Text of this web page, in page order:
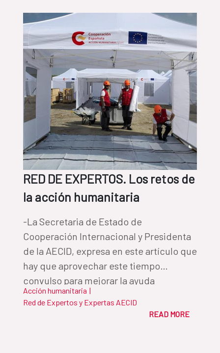
RED DE EXPERTOS. Los retos de
la acción humanitaria
-La Secretaria de Estado de
Cooperación Internacional y Presidenta
de la AECID, expresa en este artículo que
hay que aprovechar este tiempo
convulso para mejorar la ayuda
humanitaria, algo que solo será posible
con el apoyo decidido a la labor de los
Acción humanitaria |
Red de Expertos y Expertas AECID
READ MORE